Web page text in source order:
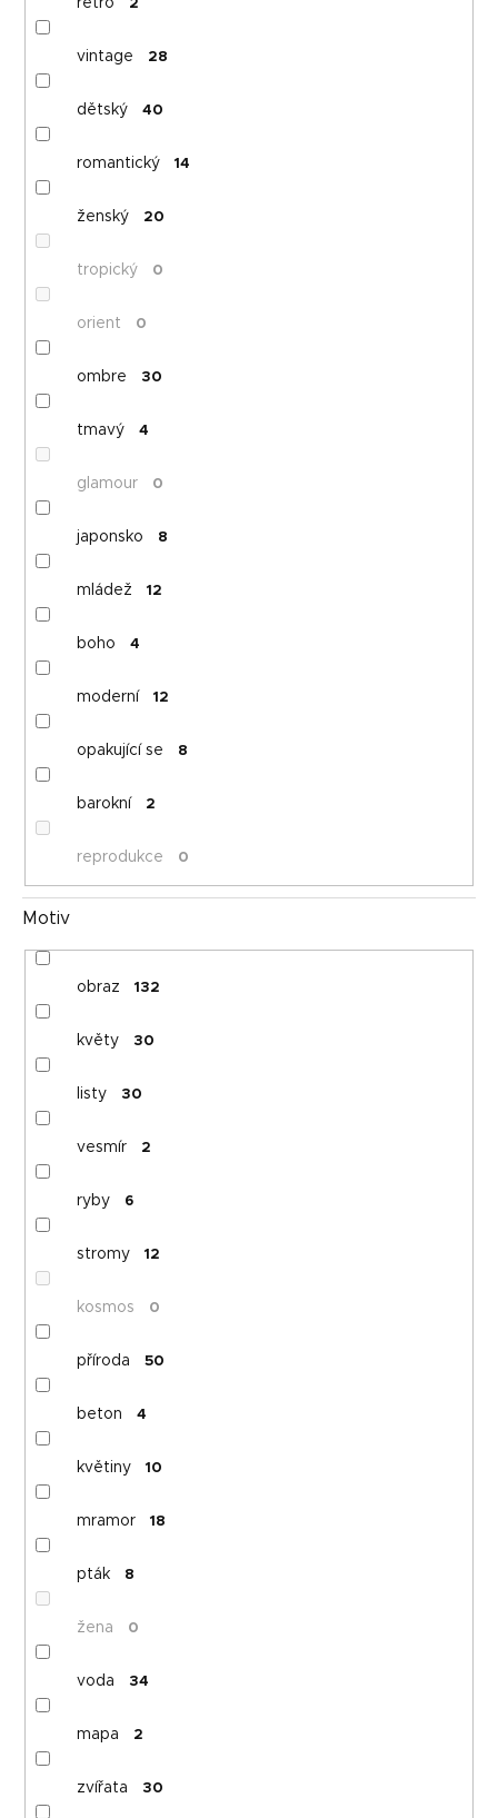
2
vintage 28
dětský 40
romantický 14
ženský 20
tropický 0
orient 0
ombre 30
tmavý 4
glamour 0
japonsko 8
mládež 12
boho 4
moderní 12
opakující se 8
barokní 2
reprodukce 0
Motiv
obraz 132
květy 30
listy 30
vesmír 2
ryby 6
stromy 12
kosmos 0
příroda 50
beton 4
květiny 10
mramor 18
pták 8
žena 0
voda 34
mapa 2
zvířata 30